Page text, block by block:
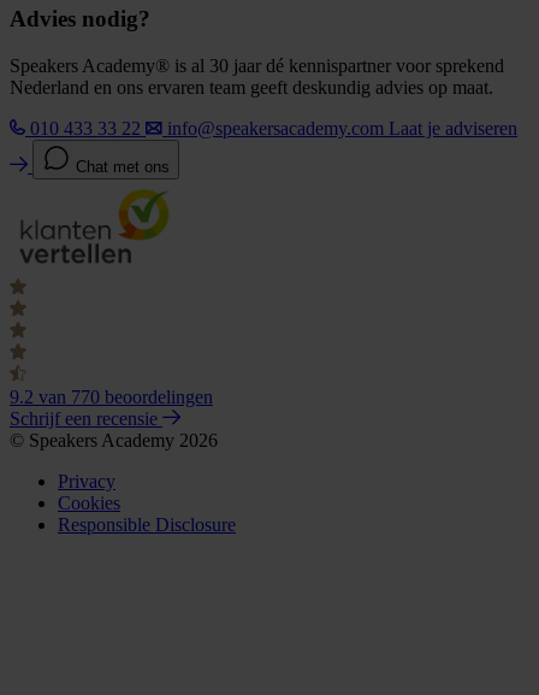
Advies nodig?
Speakers Academy® is al 30 jaar dé kennispartner voor sprekend
Nederland en ons ervaren team geeft deskundig advies op maat.
010 433 33 22
info@speakersacademy.com Laat je adviseren
Chat met ons
9.2 van 770 beoordelingen
Schrijf een recensie
© Speakers Academy 2026
Privacy
Cookies
Responsible Disclosure